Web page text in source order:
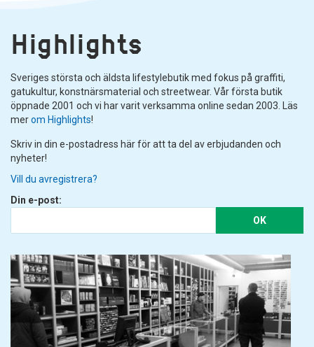
Highlights
Sveriges största och äldsta lifestylebutik med fokus på graffiti,
gatukultur, konstnärsmaterial och streetwear. Vår första butik
öppnade 2001 och vi har varit verksamma online sedan 2003. Läs
merom Highlights!
Skriv in din e-postadress här för att ta del av erbjudanden och
nyheter!
Vill du avregistrera?
Din e-post:
OK